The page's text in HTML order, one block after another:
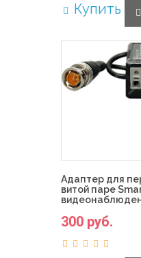
Купить
Адаптер для
витой паре
300 руб.